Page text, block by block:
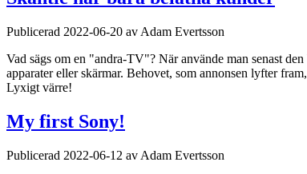
Publicerad 2022-06-20 av Adam Evertsson
Vad sägs om en "andra-TV"? När använde man senast
apparater eller skärmar. Behovet, som annonsen lyfter
Lyxigt värre!
My first Sony!
Publicerad 2022-06-12 av Adam Evertsson